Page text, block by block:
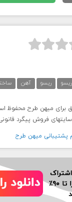
ریسو آهن
سایتهای فروش پیگرد
پشتيبانی ميهن طرح